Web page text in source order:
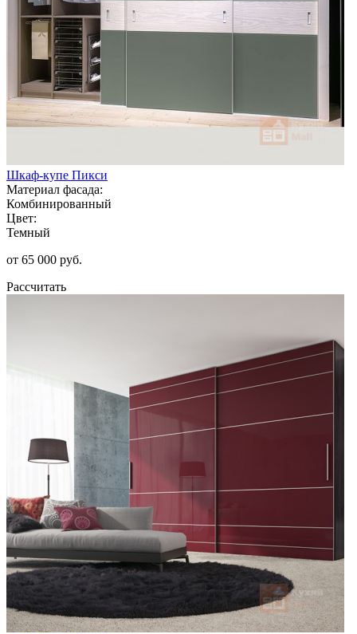
Шкаф-купе Пикси
Материал фасада:
Комбинированный
Цвет:
Темный
от 65 000 руб.
Рассчитать